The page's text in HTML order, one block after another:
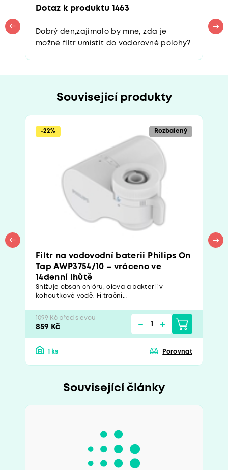
Dotaz k produktu 1463
Dobrý den,zajímalo by mne, zda je
možné filtr umístit do vodorovné polohy?
Související produkty
Rozbalený
-22%
Filtr na vodovodní baterii Philips On
Tap AWP3754/10 – vráceno ve
14denní lhůtě
Snižuje obsah chlóru, olova a bakterií v
kohoutkové vodě. Filtrační...
1099 Kč před slevou
859 Kč
1 ks Porovnat
Související články